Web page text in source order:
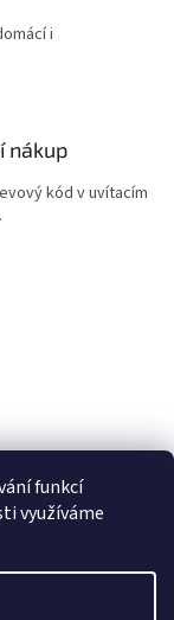
funkcí
využíváme
i
nákup
kód v uvítacím